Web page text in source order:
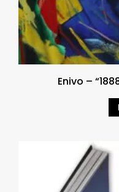
Enivo –